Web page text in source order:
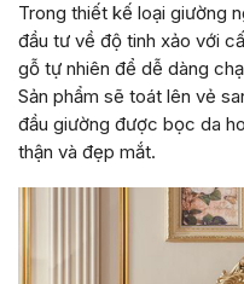
Trong thiết kế loại giường
đầu tư về độ tinh xảo với
gỗ tự nhiên để dễ dàng
Sản phẩm sẽ toát lên vẻ
đầu giường được bọc da
thận và đẹp mắt.